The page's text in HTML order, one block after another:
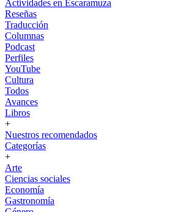
Actividades en Escaramuza
Reseñas
Traducción
Columnas
Podcast
Perfiles
YouTube
Cultura
Todos
Avances
Libros
+
Nuestros recomendados
Categorías
+
Arte
Ciencias sociales
Economía
Gastronomía